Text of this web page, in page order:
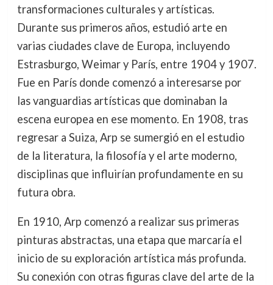
transformaciones culturales y artísticas.
Durante sus primeros años, estudió arte en
varias ciudades clave de Europa, incluyendo
Estrasburgo, Weimar y París, entre 1904 y 1907.
Fue en París donde comenzó a interesarse por
las vanguardias artísticas que dominaban la
escena europea en ese momento. En 1908, tras
regresar a Suiza, Arp se sumergió en el estudio
de la literatura, la filosofía y el arte moderno,
disciplinas que influirían profundamente en su
futura obra.
En 1910, Arp comenzó a realizar sus primeras
pinturas abstractas, una etapa que marcaría el
inicio de su exploración artística más profunda.
Su conexión con otras figuras clave del arte de la